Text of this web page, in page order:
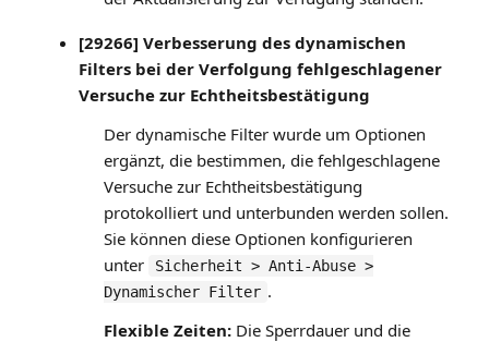
[29266] Verbesserung des dynamischen
Filters bei der Verfolgung fehlgeschlagener
Versuche zur Echtheitsbestätigung
Der dynamische Filter wurde um Optionen
ergänzt, die bestimmen, die fehlgeschlagene
Versuche zur Echtheitsbestätigung
protokolliert und unterbunden werden sollen.
Sie können diese Optionen konfigurieren
unter
Sicherheit > Anti-Abuse >
Dynamischer Filter .
Flexible Zeiten:Die Sperrdauer und die